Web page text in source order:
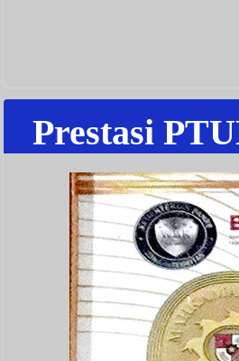
Prestasi